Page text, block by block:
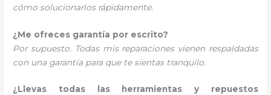
cómo solucionarlos rápidamente.
¿Me ofreces garantía por escrito?
Por supuesto. Todas mis reparaciones vienen respaldadas
con una garantía para que te sientas tranquilo.
¿Llevas todas las herramientas y repuestos